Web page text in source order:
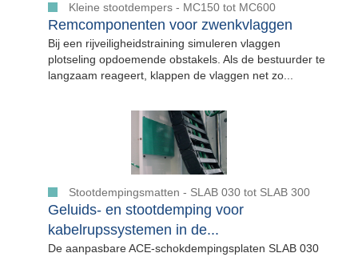
Kleine stootdempers - MC150 tot MC600
Remcomponenten voor zwenkvlaggen
Bij een rijveiligheidstraining simuleren vlaggen
plotseling opdoemende obstakels. Als de bestuurder te
langzaam reageert, klappen de vlaggen net zo...
Stootdempingsmatten - SLAB 030 tot SLAB 300
Geluids- en stootdemping voor
kabelrupssystemen in de...
De aanpasbare ACE-schokdempingsplaten SLAB 030